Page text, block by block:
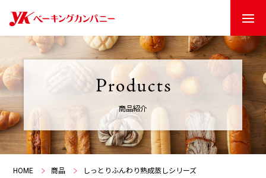
商品紹介
HOME 商品 しっとりふんわり熟成蒸しシリーズ